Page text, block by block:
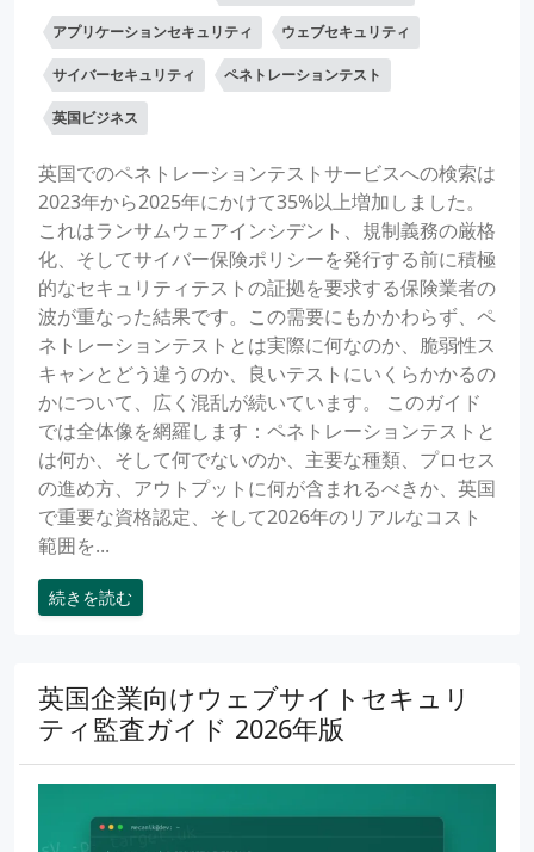
アプリケーションセキュリティ ウェブセキュリティ
サイバーセキュリティ ペネトレーションテスト
英国ビジネス
英国でのペネトレーションテストサービスへの検索は
2023年から2025年にかけて35%以上増加しました。
これはランサムウェアインシデント、規制義務の厳格
化、そしてサイバー保険ポリシーを発行する前に積極
的なセキュリティテストの証拠を要求する保険業者の
波が重なった結果です。この需要にもかかわらず、ペ
ネトレーションテストとは実際に何なのか、脆弱性ス
キャンとどう違うのか、良いテストにいくらかかるの
かについて、広く混乱が続いています。 このガイド
では全体像を網羅します：ペネトレーションテストと
は何か、そして何でないのか、主要な種類、プロセス
の進め方、アウトプットに何が含まれるべきか、英国
で重要な資格認定、そして2026年のリアルなコスト
範囲を...
続きを読む
英国企業向けウェブサイトセキュリ
ティ監査ガイド 2026年版